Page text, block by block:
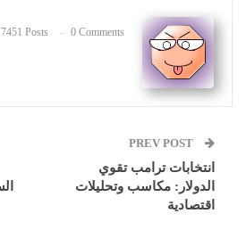
7451 Posts 0 Comments
انتخابات ترامب تقوي
الدولار: مكاسب وتحليلات
اقتصادية